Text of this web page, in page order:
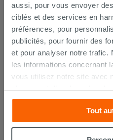
aussi, pour vous envoyer
ciblés et des services en
préférences, pour
publicités, pour fournir des
et pour analyser notre trafic.
les informations concernant
vous utilisez notre site avec
s’occupent d’analyser les
et les réseaux sociaux.
combiner ces informations
avez fournies ou qu’ils ont
utilisation sur leurs
Tout
LIVRAISON
Votre commande sera
IPERCERAMICA collabore
années avec les plus
transports internationaux